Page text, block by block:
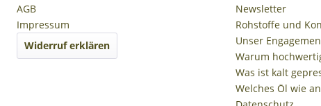
AGB
Impressum
Widerruf erklären
Newsletter
Rohstoffe und
Unser
Warum
Was ist kalt
Welches Öl wie